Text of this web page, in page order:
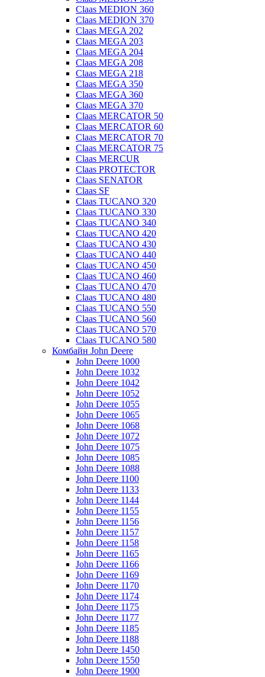
Claas MEDION 360
Claas MEDION 370
Claas MEGA 202
Claas MEGA 203
Claas MEGA 204
Claas MEGA 208
Claas MEGA 218
Claas MEGA 350
Claas MEGA 360
Claas MEGA 370
Claas MERCATOR 50
Claas MERCATOR 60
Claas MERCATOR 70
Claas MERCATOR 75
Claas MERCUR
Claas PROTECTOR
Claas SENATOR
Claas SF
Claas TUCANO 320
Claas TUCANO 330
Claas TUCANO 340
Claas TUCANO 420
Claas TUCANO 430
Claas TUCANO 440
Claas TUCANO 450
Claas TUCANO 460
Claas TUCANO 470
Claas TUCANO 480
Claas TUCANO 550
Claas TUCANO 560
Claas TUCANO 570
Claas TUCANO 580
Комбайн John Deere
John Deere 1000
John Deere 1032
John Deere 1042
John Deere 1052
John Deere 1055
John Deere 1065
John Deere 1068
John Deere 1072
John Deere 1075
John Deere 1085
John Deere 1088
John Deere 1100
John Deere 1133
John Deere 1144
John Deere 1155
John Deere 1156
John Deere 1157
John Deere 1158
John Deere 1165
John Deere 1166
John Deere 1169
John Deere 1170
John Deere 1174
John Deere 1175
John Deere 1177
John Deere 1185
John Deere 1188
John Deere 1450
John Deere 1550
John Deere 1900